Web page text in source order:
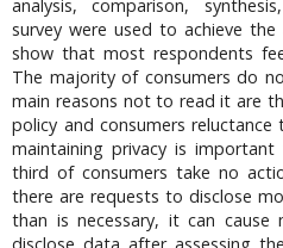
analysis, comparison,
survey were used to achieve
show that most respondents
The majority of consumers do
main reasons not to read it are
policy and consumers
maintaining privacy is
third of consumers take no
there are requests to disclose
than is necessary, it can